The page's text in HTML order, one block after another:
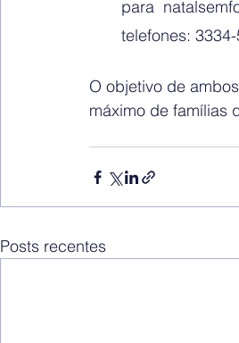
para
telefones:
O objetivo de
máximo de famílias
Posts recentes